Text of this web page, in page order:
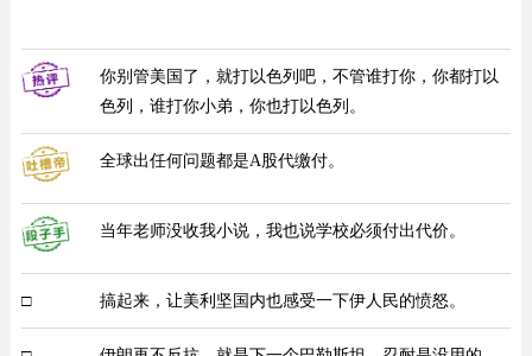
你别管美国了，就打以色列吧，不管谁打你，你都打以
色列，谁打你小弟，你也打以色列。
全球出任何问题都是A股代缴付。
当年老师没收我小说，我也说学校必须付出代价。
□ 搞起来，让美利坚国内也感受一下伊人民的愤怒。